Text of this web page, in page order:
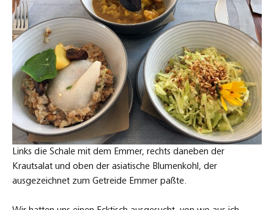
Links die Schale mit dem Emmer, rechts daneben der
Krautsalat und oben der asiatische Blumenkohl, der
ausgezeichnet zum Getreide Emmer paßte.